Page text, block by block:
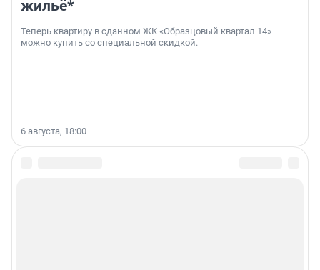
жильё*
Теперь квартиру в сданном ЖК «Образцовый квартал 14»
можно купить со специальной скидкой.
6 августа, 18:00